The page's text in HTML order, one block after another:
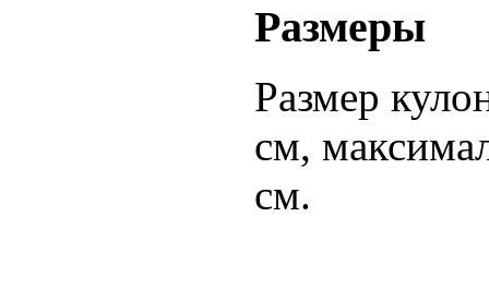
Размеры
Размер
см,
см.